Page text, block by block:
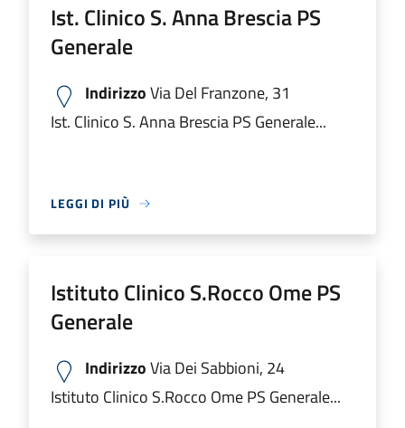
Ist. Clinico S. Anna Brescia PS
Generale
IndirizzoVia Del Franzone, 31
Ist. Clinico S. Anna Brescia PS Generale...
LEGGI DI PIÙ
Istituto Clinico S.Rocco Ome PS
Generale
IndirizzoVia Dei Sabbioni, 24
Istituto Clinico S.Rocco Ome PS Generale...